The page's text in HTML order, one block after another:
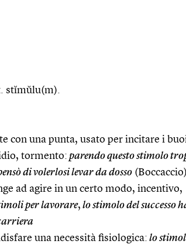
stĭmŭlu(m).
con una punta, usato per incitare i
tormento: parendo questo stimolo
di volerlosi levar da dosso (Boccaccio)
ad agire in un certo modo, incentivo,
per lavorare, lo stimolo del successo
una necessità fisiologica: lo